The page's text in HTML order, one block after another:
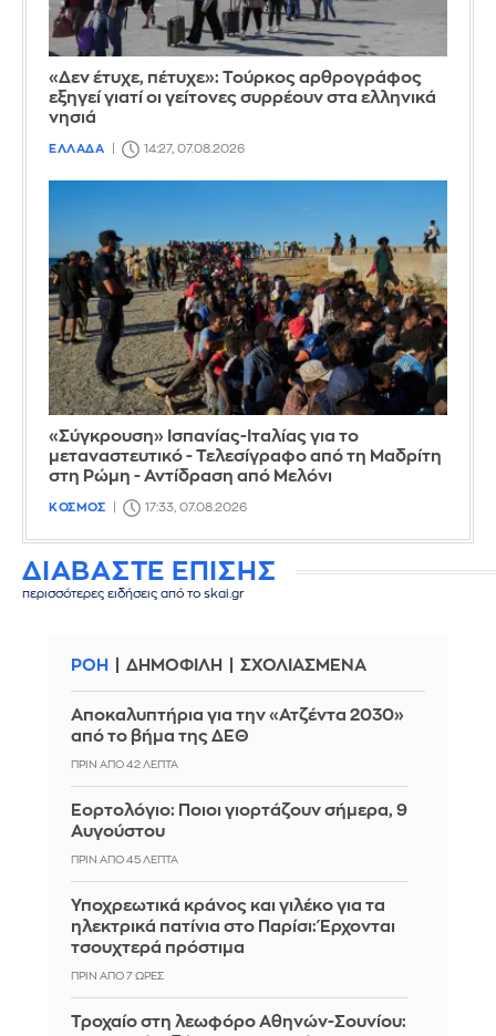
«Δεν έτυχε, πέτυχε»: Τούρκος αρθρογράφος
εξηγεί γιατί οι γείτονες συρρέουν στα ελληνικά
νησιά
ΕΛΛΑΔΑ 14:27, 07.08.2026
«Σύγκρουση» Ισπανίας-Ιταλίας για το
μεταναστευτικό - Τελεσίγραφο από τη Μαδρίτη
στη Ρώμη - Αντίδραση από Μελόνι
ΚΟΣΜΟΣ 17:33, 07.08.2026
ΔΙΑΒΑΣΤΕ ΕΠΙΣΗΣ
περισσότερες ειδήσεις από το skai.gr
ΡΟΗ ΔΗΜΟΦΙΛΗ ΣΧΟΛΙΑΣΜΕΝΑ
Αποκαλυπτήρια για την «Ατζέντα 2030»
από το βήμα της ΔΕΘ
ΠΡΙΝ ΑΠΌ 43 ΛΕΠΤΆ
Εορτολόγιο: Ποιοι γιορτάζουν σήμερα, 9
Αυγούστου
ΠΡΙΝ ΑΠΌ 45 ΛΕΠΤΆ
Υποχρεωτικά κράνος και γιλέκο για τα
ηλεκτρικά πατίνια στο Παρίσι: Έρχονται
τσουχτερά πρόστιμα
ΠΡΙΝ ΑΠΌ 7 ΏΡΕΣ
Τροχαίο στη λεωφόρο Αθηνών-Σουνίου: